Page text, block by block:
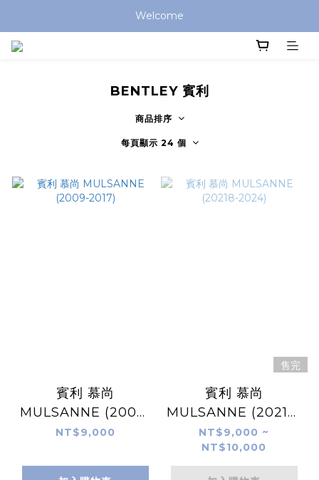
Welcome
BENTLEY 賓利
商品排序
每頁顯示 24 個
賓利 慕尚
MULSANNE (2009-
2017)
NT$9,000
售完
賓利 慕尚
MULSANNE (20218-
2024)
NT$9,000 ~
NT$10,000